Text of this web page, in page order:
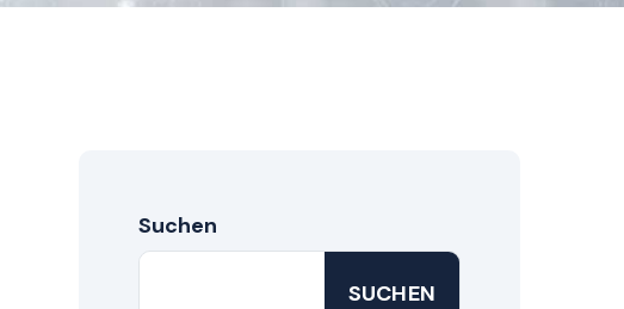
Suchen
SUCHEN